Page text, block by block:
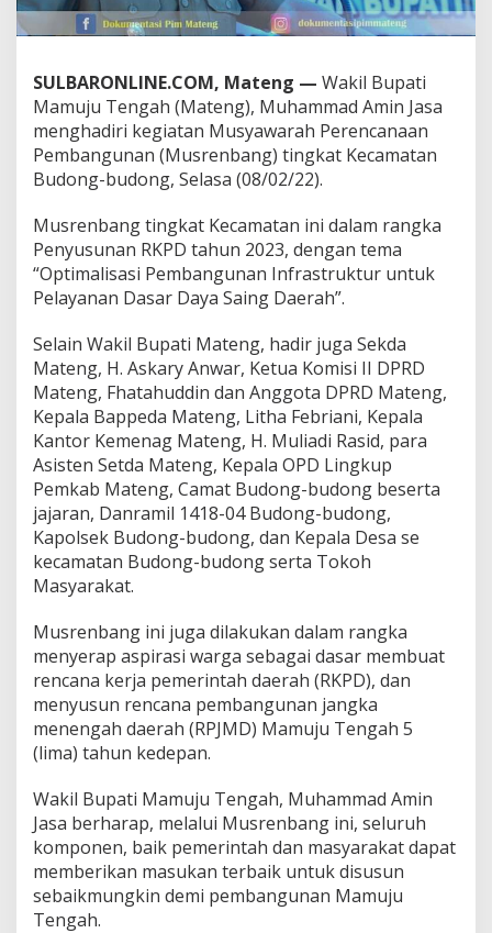
g
d
K
e
c
a
m
a
t
n
B
u
d
o
g
-
B
u
d
o
n
g
SULBARONLINE.COM, Mateng — Wakil Bupati
Mamuju Tengah (Mateng), Muhammad Amin Jasa
menghadiri kegiatan Musyawarah Perencanaan
Pembangunan (Musrenbang) tingkat Kecamatan
Budong-budong, Selasa (08/02/22).
Musrenbang tingkat Kecamatan ini dalam rangka
Penyusunan RKPD tahun 2023, dengan tema
“Optimalisasi Pembangunan Infrastruktur untuk
Pelayanan Dasar Daya Saing Daerah”.
Selain Wakil Bupati Mateng, hadir juga Sekda
Mateng, H. Askary Anwar, Ketua Komisi II DPRD
Mateng, Fhatahuddin dan Anggota DPRD Mateng,
Kepala Bappeda Mateng, Litha Febriani, Kepala
Kantor Kemenag Mateng, H. Muliadi Rasid, para
Asisten Setda Mateng, Kepala OPD Lingkup
Pemkab Mateng, Camat Budong-budong beserta
jajaran, Danramil 1418-04 Budong-budong,
Kapolsek Budong-budong, dan Kepala Desa se
kecamatan Budong-budong serta Tokoh
Masyarakat.
Musrenbang ini juga dilakukan dalam rangka
menyerap aspirasi warga sebagai dasar membuat
rencana kerja pemerintah daerah (RKPD), dan
menyusun rencana pembangunan jangka
menengah daerah (RPJMD) Mamuju Tengah 5
(lima) tahun kedepan.
Wakil Bupati Mamuju Tengah, Muhammad Amin
Jasa berharap, melalui Musrenbang ini, seluruh
komponen, baik pemerintah dan masyarakat dapat
memberikan masukan terbaik untuk disusun
sebaikmungkin demi pembangunan Mamuju
Tengah.